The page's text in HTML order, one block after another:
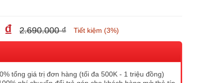
₫ 2.690.000 ₫ Tiết kiệm (3%)
tổng giá trị đơn hàng (tối đa 500K - 1 triệu đồng)